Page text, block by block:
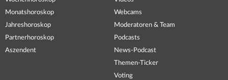
Monatshoroskop
Jahreshoroskop
Partnerhoroskop
Aszendent
Webcams
Moderatoren & Team
Podcasts
News-Podcast
Themen-Ticker
Voting